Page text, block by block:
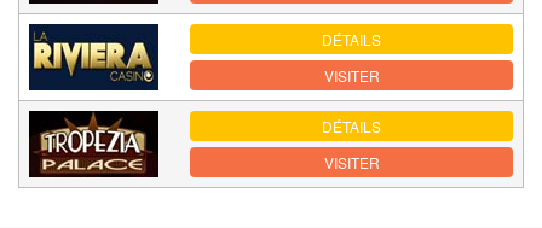
DÉTAILS
VISITER
DÉTAILS
VISITER